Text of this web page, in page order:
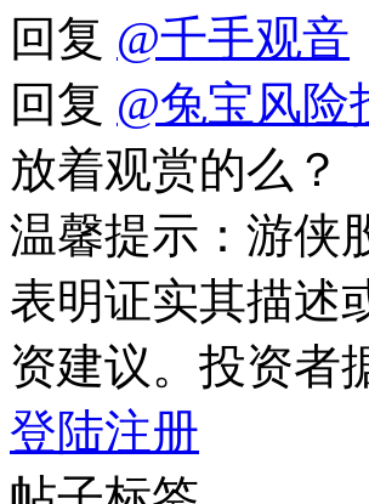
回复 @千手观音
回复 @兔宝风险
放着观赏的么？
温馨提示：游侠
表明证实其描述
资建议。投资者
登陆注册